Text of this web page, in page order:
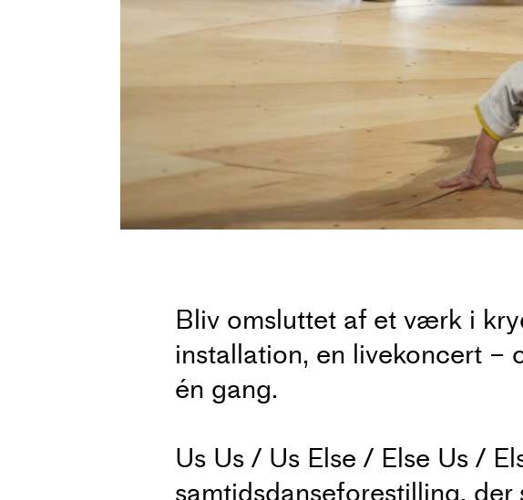
Bliv omsluttet af et værk i
installation, en livekoncert –
én gang.
Us Us / Us Else / Else Us /
samtidsdanseforestilling,